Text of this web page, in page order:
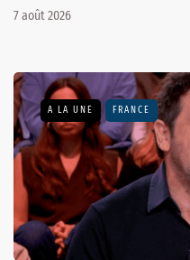
7 août 2026
A LA UNE FRANCE